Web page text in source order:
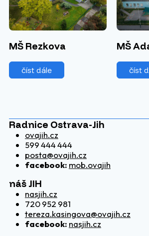
MŠ Rezkova
číst dále
MŠ
číst
Radnice Ostrava-Jih
ovajih.cz
599 444 444
posta@ovajih.cz
facebook: mob.ovajih
náš JIH
nasjih.cz
720 952 981
tereza.kasingova@ovajih.cz
facebook: nasjih.cz